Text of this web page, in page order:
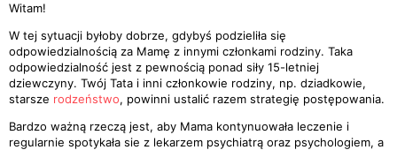
Witam!
W tej sytuacji byłoby dobrze, gdybyś podzieliła się
odpowiedzialnością za Mamę z innymi członkami rodziny. Taka
odpowiedzialność jest z pewnością ponad siły 15-letniej
dziewczyny. Twój Tata i inni członkowie rodziny, np. dziadkowie,
starsze rodzeństwo, powinni ustalić razem strategię postępowania.
Bardzo ważną rzeczą jest, aby Mama kontynuowała leczenie i
regularnie spotykała sie z lekarzem psychiatrą oraz psychologiem, a